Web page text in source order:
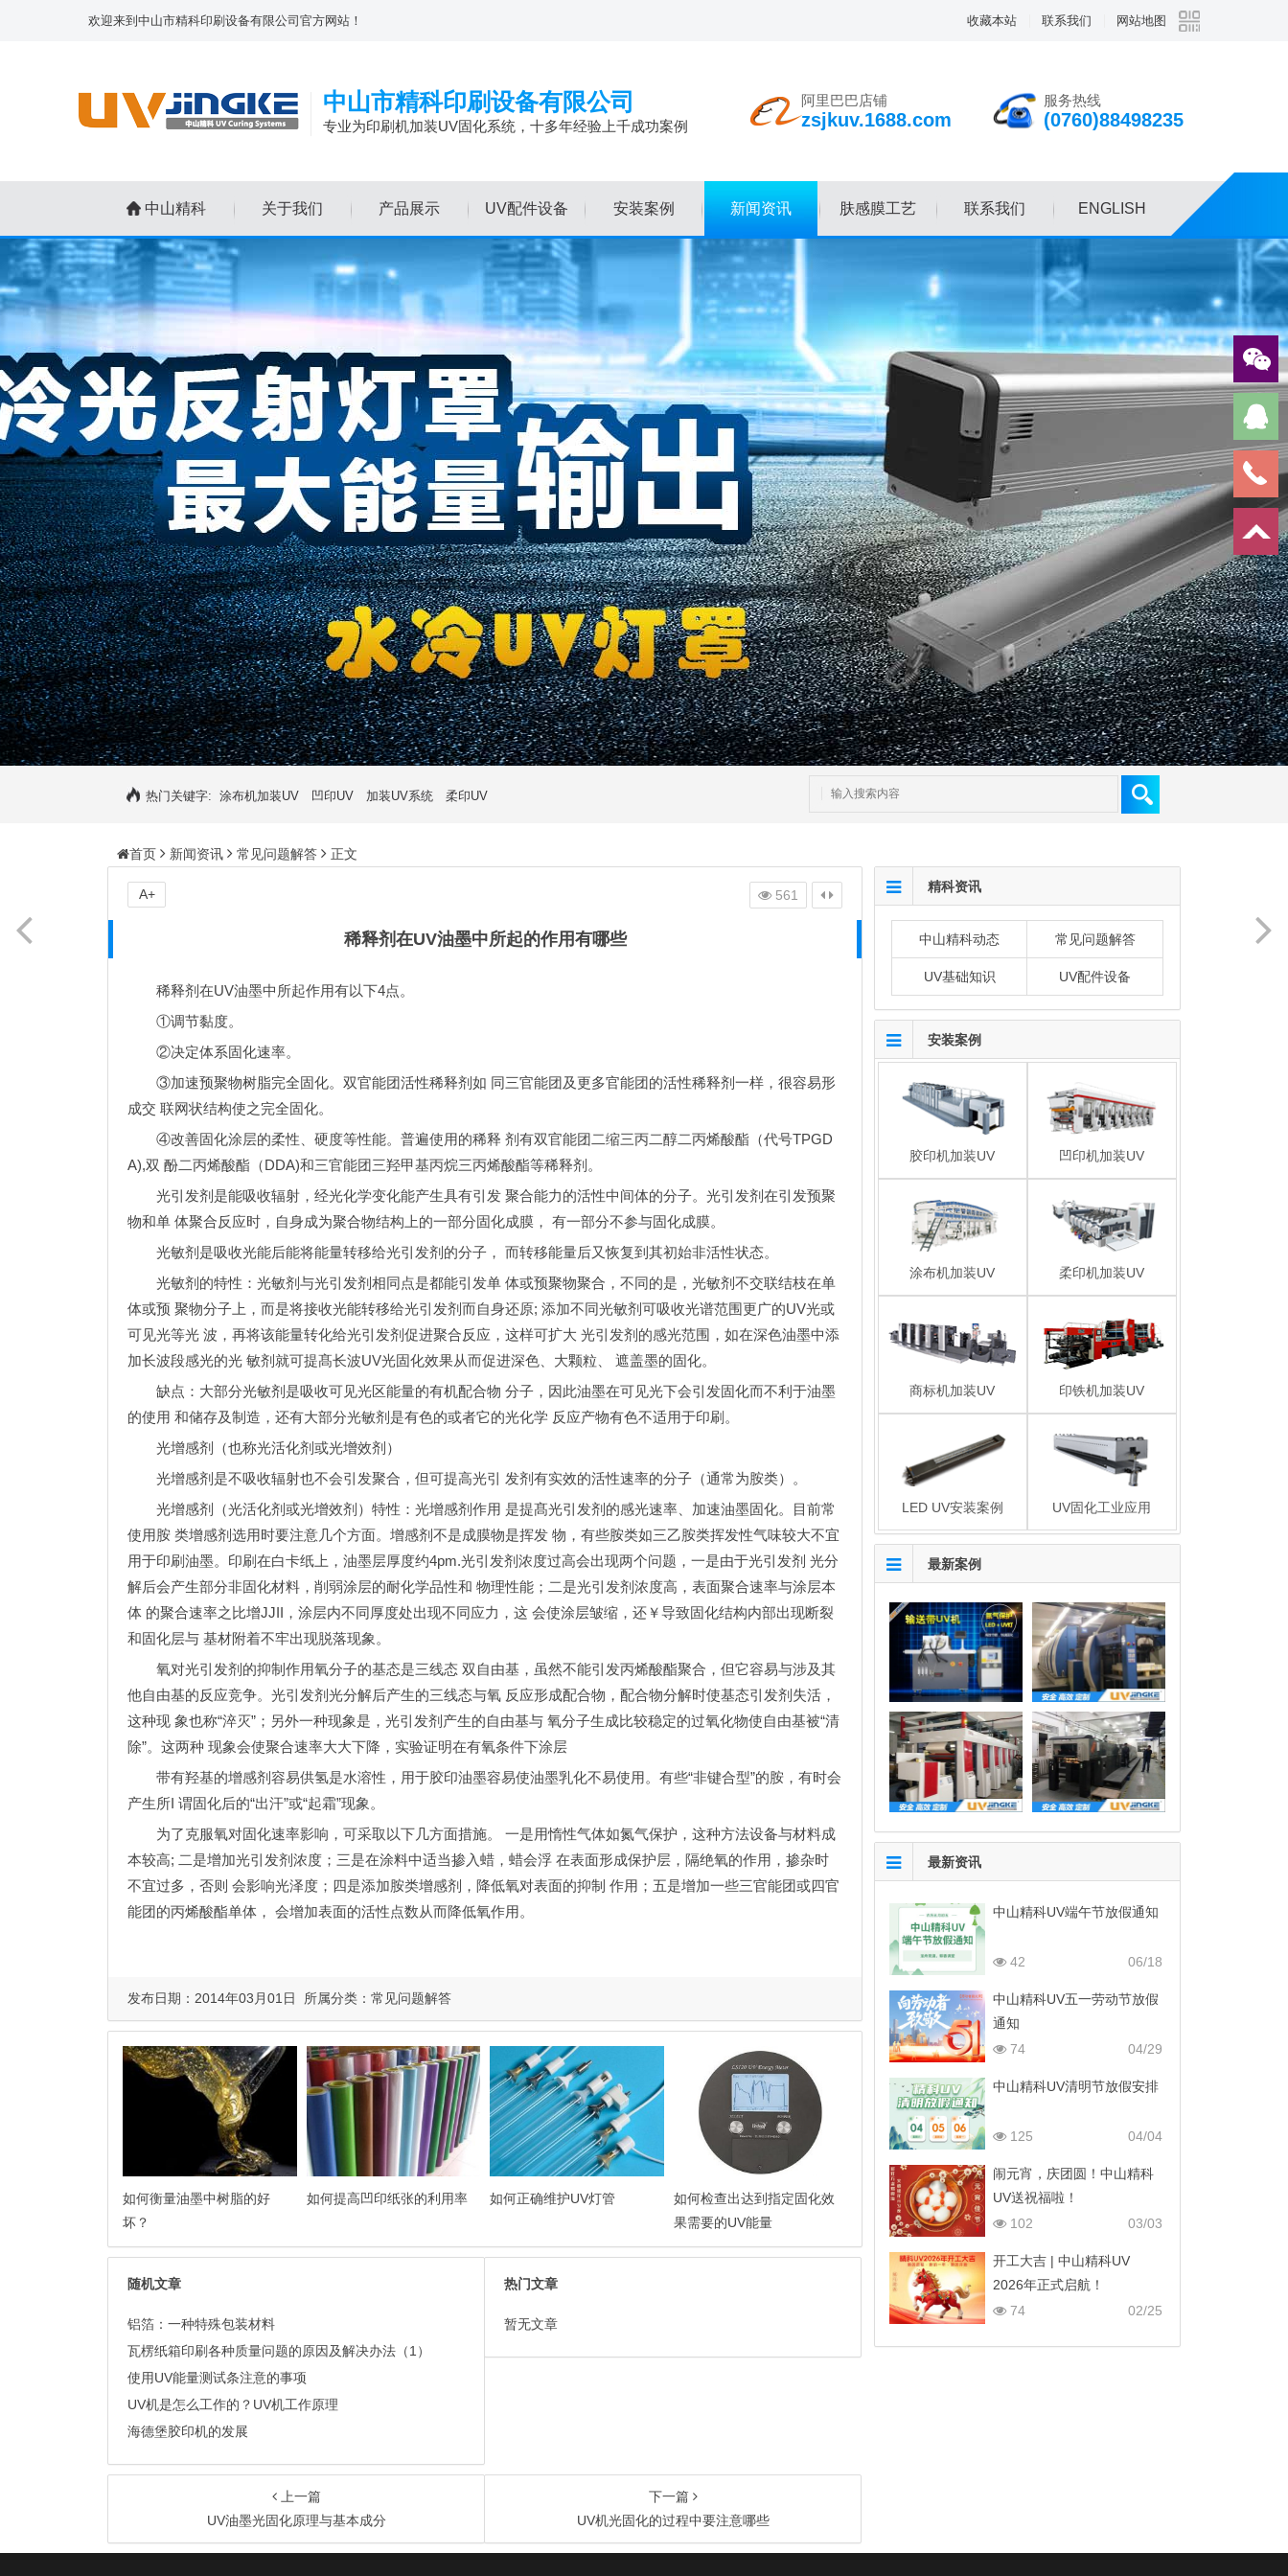
欢迎来到中山市精科印刷设备有限公司官方网站！ 收藏本站 联系我们 网站地图
中山市精科印刷设备有限公司
专业为印刷机加装UV固化系统，十多年经验上千成功案例
阿里巴巴店铺
zsjkuv.1688.com
服务热线
(0760)88498235
中山精科 关于我们 产品展示 UV配件设备 安装案例 新闻资讯 肤感膜工艺 联系我们 ENGLISH
热门关键字: 涂布机加装UV 凹印UV 加装UV系统 柔印UV
首页 新闻资讯 常见问题解答 正文
稀释剂在UV油墨中所起的作用有哪些
稀释剂在UV油墨中所起作用有以下4点。
①调节黏度。
②决定体系固化速率。
③加速预聚物树脂完全固化。双官能团活性稀释剂如 同三官能团及更多官能团的活性稀释剂一样，很容易形
成交 联网状结构使之完全固化。
④改善固化涂层的柔性、硬度等性能。普遍使用的稀释 剂有双官能团二缩三丙二醇二丙烯酸酯（代号TPGD
A),双 酚二丙烯酸酯（DDA)和三官能团三羟甲基丙烷三丙烯酸酯等稀释剂。
光引发剂是能吸收辐射，经光化学变化能产生具有引发 聚合能力的活性中间体的分子。光引发剂在引发预聚
物和单 体聚合反应时，自身成为聚合物结构上的一部分固化成膜， 有一部分不参与固化成膜。
光敏剂是吸收光能后能将能量转移给光引发剂的分子， 而转移能量后又恢复到其初始非活性状态。
光敏剂的特性：光敏剂与光引发剂相同点是都能引发单 体或预聚物聚合，不同的是，光敏剂不交联结枝在单
体或预 聚物分子上，而是将接收光能转移给光引发剂而自身还原; 添加不同光敏剂可吸收光谱范围更广的UV光或
可见光等光 波，再将该能量转化给光引发剂促进聚合反应，这样可扩大 光引发剂的感光范围，如在深色油墨中添
加长波段感光的光 敏剂就可提髙长波UV光固化效果从而促进深色、大颗粒、 遮盖墨的固化。
缺点：大部分光敏剂是吸收可见光区能量的有机配合物 分子，因此油墨在可见光下会引发固化而不利于油墨
的使用 和储存及制造，还有大部分光敏剂是有色的或者它的光化学 反应产物有色不适用于印刷。
光增感剂（也称光活化剂或光增效剂）
光增感剂是不吸收辐射也不会引发聚合，但可提高光引 发剂有实效的活性速率的分子（通常为胺类）。
光增感剂（光活化剂或光增效剂）特性：光增感剂作用 是提髙光引发剂的感光速率、加速油墨固化。目前常
使用胺 类增感剂选用时要注意几个方面。增感剂不是成膜物是挥发 物，有些胺类如三乙胺类挥发性气味较大不宜
用于印刷油墨。印刷在白卡纸上，油墨层厚度约4pm.光引发剂浓度过高会出现两个问题，一是由于光引发剂 光分
解后会产生部分非固化材料，削弱涂层的耐化学品性和 物理性能；二是光引发剂浓度高，表面聚合速率与涂层本
体 的聚合速率之比增JJII，涂层内不同厚度处出现不同应力，这 会使涂层皱缩，还￥导致固化结构内部出现断裂
和固化层与 基材附着不牢出现脱落现象。
氧对光引发剂的抑制作用氧分子的基态是三线态 双自由基，虽然不能引发丙烯酸酯聚合，但它容易与涉及其
他自由基的反应竞争。光引发剂光分解后产生的三线态与氧 反应形成配合物，配合物分解时使基态引发剂失活，
这种现 象也称“淬灭”；另外一种现象是，光引发剂产生的自由基与 氧分子生成比较稳定的过氧化物使自由基被“清
除”。这两种 现象会使聚合速率大大下降，实验证明在有氧条件下涂层
带有羟基的增感剂容易供氢是水溶性，用于胶印油墨容易使油墨乳化不易使用。有些“非键合型”的胺，有时会
产生所I 谓固化后的“出汗”或“起霜”现象。
为了克服氧对固化速率影响，可采取以下几方面措施。 一是用惰性气体如氮气保护，这种方法设备与材料成
本较高; 二是增加光引发剂浓度；三是在涂料中适当掺入蜡，蜡会浮 在表面形成保护层，隔绝氧的作用，掺杂时
不宜过多，否则 会影响光泽度；四是添加胺类增感剂，降低氧对表面的抑制 作用；五是增加一些三官能团或四官
能团的丙烯酸酯单体， 会增加表面的活性点数从而降低氧作用。
561
A+
发布日期：2014年03月01日 所属分类： 常见问题解答
如何衡量油墨中树脂的好
坏？
如何提高凹印纸张的利用率 如何正确维护UV灯管
如何检查出达到指定固化效
果需要的UV能量
随机文章
铝箔：一种特殊包装材料
瓦楞纸箱印刷各种质量问题的原因及解决办法（1）
使用UV能量测试条注意的事项
UV机是怎么工作的？UV机工作原理
海德堡胶印机的发展
热门文章
暂无文章
上一篇
UV油墨光固化原理与基本成分
下一篇
UV机光固化的过程中要注意哪些
精科资讯
中山精科动态 常见问题解答
UV基础知识 UV配件设备
安装案例
胶印机加装UV 凹印机加装UV
涂布机加装UV 柔印机加装UV
商标机加装UV 印铁机加装UV
LED UV安装案例 UV固化工业应用
最新案例
最新资讯
中山精科UV端午节放假通知
06/18
42
中山精科UV五一劳动节放假
通知
04/29
74
中山精科UV清明节放假安排
04/04
125
闹元宵，庆团圆！中山精科
UV送祝福啦！
03/03
102
开工大吉 | 中山精科UV
2026年正式启航！
02/25
74